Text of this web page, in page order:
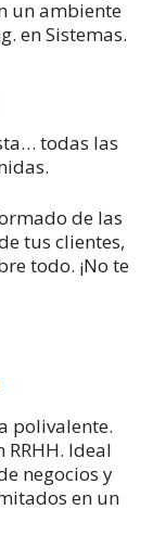
un ambiente
en Sistemas.
todas las
de las
tus clientes,
todo. ¡No te
polivalente.
Ideal
negocios y
en un